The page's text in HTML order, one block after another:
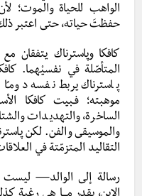
الواهب للحياة والموت؛
حفظتَ حياته، حتى اعتبر
كافكا وپاسترناك يتفقان
المتأصّلة في نفسيْهما.
پاسترناك يربط نفسه
موهبته؛ فـبيت كافكا
الساخرة، والتهديدات
والموسيقى والفن. لكن
التقاليد المتزمّتة في
رسالة إلى الوالد—